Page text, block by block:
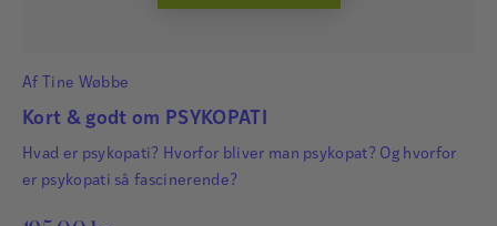
Af Tine Wøbbe
Kort & godt om PSYKOPATI
Hvad er psykopati? Hvorfor bliver man psykopat? Og hvorfor
er psykopati så fascinerende?